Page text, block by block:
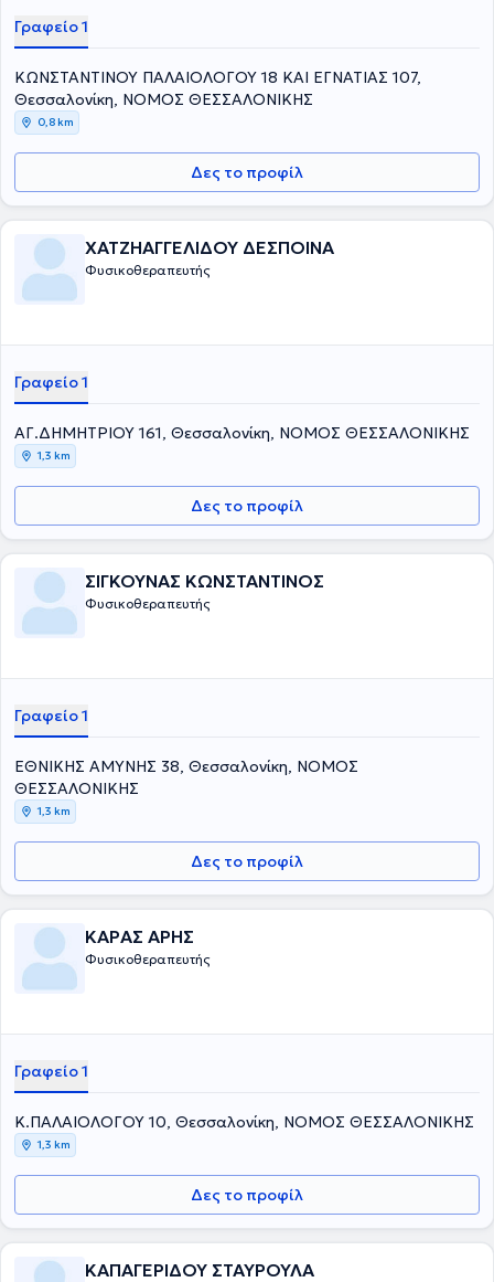
Γραφείο 1
ΚΩΝΣΤΑΝΤΙΝΟΥ ΠΑΛΑΙΟΛΟΓΟΥ 18 ΚΑΙ ΕΓΝΑΤΙΑΣ 107,
Θεσσαλονίκη, ΝΟΜΟΣ ΘΕΣΣΑΛΟΝΙΚΗΣ
0,8 km
Δες το προφίλ
ΧΑΤΖΗΑΓΓΕΛΙΔΟΥ ΔΕΣΠΟΙΝΑ
Φυσικοθεραπευτής
Γραφείο 1
ΑΓ.ΔΗΜΗΤΡΙΟΥ 161, Θεσσαλονίκη, ΝΟΜΟΣ ΘΕΣΣΑΛΟΝΙΚΗΣ
1,3 km
Δες το προφίλ
ΣΙΓΚΟΥΝΑΣ ΚΩΝΣΤΑΝΤΙΝΟΣ
Φυσικοθεραπευτής
Γραφείο 1
ΕΘΝΙΚΗΣ ΑΜΥΝΗΣ 38, Θεσσαλονίκη, ΝΟΜΟΣ
ΘΕΣΣΑΛΟΝΙΚΗΣ
1,3 km
Δες το προφίλ
ΚΑΡΑΣ ΑΡΗΣ
Φυσικοθεραπευτής
Γραφείο 1
Κ.ΠΑΛΑΙΟΛΟΓΟΥ 10, Θεσσαλονίκη, ΝΟΜΟΣ ΘΕΣΣΑΛΟΝΙΚΗΣ
1,3 km
Δες το προφίλ
ΚΑΠΑΓΕΡΙΔΟΥ ΣΤΑΥΡΟΥΛΑ